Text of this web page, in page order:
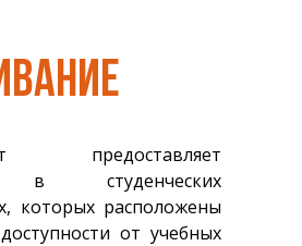
предоставляет
в студенческих
которых расположены
от учебных